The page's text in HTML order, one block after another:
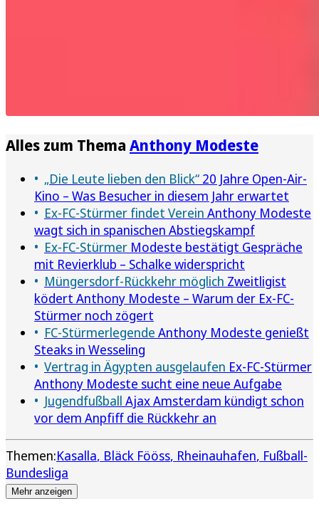
Alles zum Thema Anthony Modeste
„Die Leute lieben den Blick“ 20 Jahre Open-Air-
Kino – Was Besucher in diesem Jahr erwartet
Ex-FC-Stürmer findet Verein Anthony Modeste
wagt sich in spanischen Abstiegskampf
Ex-FC-Stürmer Modeste bestätigt Gespräche
mit Revierklub – Schalke widerspricht
Müngersdorf-Rückkehr möglich Zweitligist
ködert Anthony Modeste – Warum der Ex-FC-
Stürmer noch zögert
FC-Stürmerlegende Anthony Modeste genießt
Steaks in Wesseling
Vertrag in Ägypten ausgelaufen Ex-FC-Stürmer
Anthony Modeste sucht eine neue Aufgabe
Jugendfußball Ajax Amsterdam kündigt schon
vor dem Anpfiff die Rückkehr an
Themen:Kasalla Bläck Fööss Rheinauhafen Fußball-
Bundesliga
Mehr anzeigen